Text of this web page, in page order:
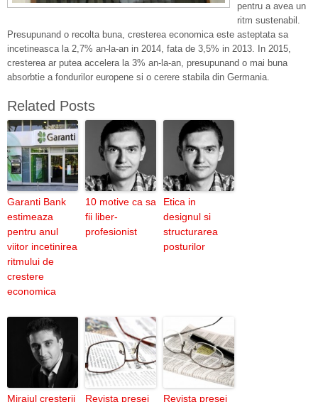
pentru a avea un
ritm sustenabil.
Presupunand o recolta buna, cresterea economica este asteptata sa
incetineasca la 2,7% an-la-an in 2014, fata de 3,5% in 2013. In 2015,
cresterea ar putea accelera la 3% an-la-an, presupunand o mai buna
absorbtie a fondurilor europene si o cerere stabila din Germania.
Related Posts
Garanti Bank
estimeaza
pentru anul
viitor incetinirea
ritmului de
crestere
economica
10 motive ca sa
fii liber-
profesionist
Etica in
designul si
structurarea
posturilor
Mirajul cresterii
Revista presei
Revista presei